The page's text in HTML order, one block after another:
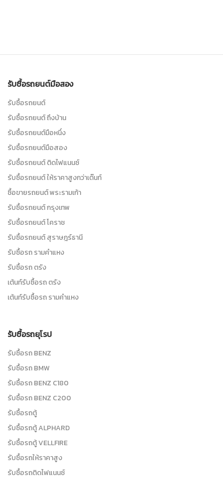
รับซื้อรถยนต์มือสอง
รับซื้อรถยนต์
รับซื้อรถยนต์ ถึงบ้าน
รับซื้อรถยนต์มือหนึ่ง
รับซื้อรถยนต์มือสอง
รับซื้อรถยนต์ ติดไฟแนนซ์
รับซื้อรถยนต์ ให้ราคาสูงกว่าเต๊นท์
ซื้อขายรถยนต์ พระรามเก้า
รับซื้อรถยนต์ กรุงเทพ
รับซื้อรถยนต์ โคราช
รับซื้อรถยนต์ สุราษฎร์ธานี
รับซื้อรถ รามคำแหง
รับซื้อรถ ตรัง
เต้นท์รับซื้อรถ ตรัง
เต้นท์รับซื้อรถ รามคำแหง
รับซื้อรถยุโรป
รับซื้อรถ BENZ
รับซื้อรถ BMW
รับซื้อรถ BENZ C180
รับซื้อรถ BENZ C200
รับซื้อรถตู้
รับซื้อรถตู้ ALPHARD
รับซื้อรถตู้ VELLFIRE
รับซื้อรถให้ราคาสูง
รับซื้อรถติดไฟแนนซ์